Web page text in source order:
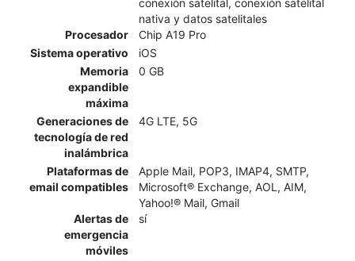
conexión satelital, conexión satelital
nativa y datos satelitales
Procesador
Chip A19 Pro
Sistema operativo
iOS
Memoria
expandible
máxima
0 GB
Generaciones de
tecnología de red
inalámbrica
4G LTE, 5G
Plataformas de
email compatibles
Apple Mail, POP3, IMAP4, SMTP,
Microsoft® Exchange, AOL, AIM,
Yahoo!® Mail, Gmail
Alertas de
emergencia
móviles
sí